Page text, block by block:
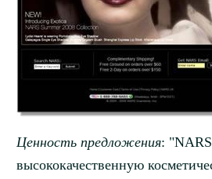
Ценность предложения: "NARS
высококачественную